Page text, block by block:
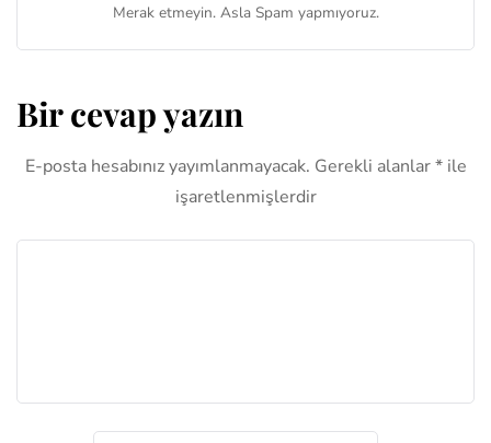
Merak etmeyin. Asla Spam yapmıyoruz.
Bir cevap yazın
E-posta hesabınız yayımlanmayacak. Gerekli alanlar*ile
işaretlenmişlerdir